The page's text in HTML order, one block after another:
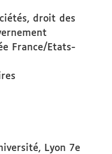
droit des
France/Etats-
Lyon 7e